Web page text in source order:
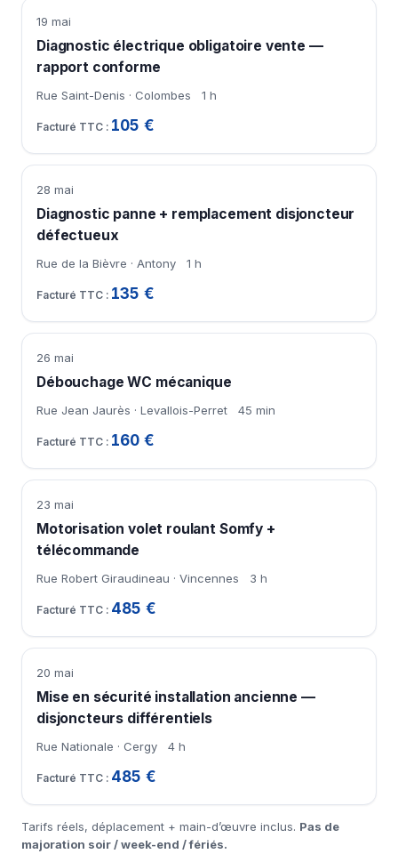
19 mai
Diagnostic électrique obligatoire vente —
rapport conforme
Rue Saint-Denis · Colombes 1 h
105 €
28 mai
Diagnostic panne + remplacement disjoncteur
défectueux
Rue de la Bièvre · Antony 1 h
135 €
26 mai
Débouchage WC mécanique
Rue Jean Jaurès · Levallois-Perret 45 min
160 €
23 mai
Motorisation volet roulant Somfy +
télécommande
Rue Robert Giraudineau · Vincennes 3 h
485 €
20 mai
Mise en sécurité installation ancienne —
disjoncteurs différentiels
Rue Nationale · Cergy 4 h
485 €
Tarifs réels, déplacement + main-d’œuvre inclus. Pas de
majoration soir / week-end / fériés.